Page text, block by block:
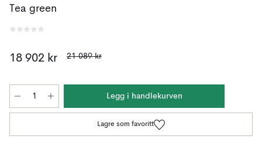
Tea green
18 902 kr 21 089 kr
Legg i handlekurven
Lagre som favoritt